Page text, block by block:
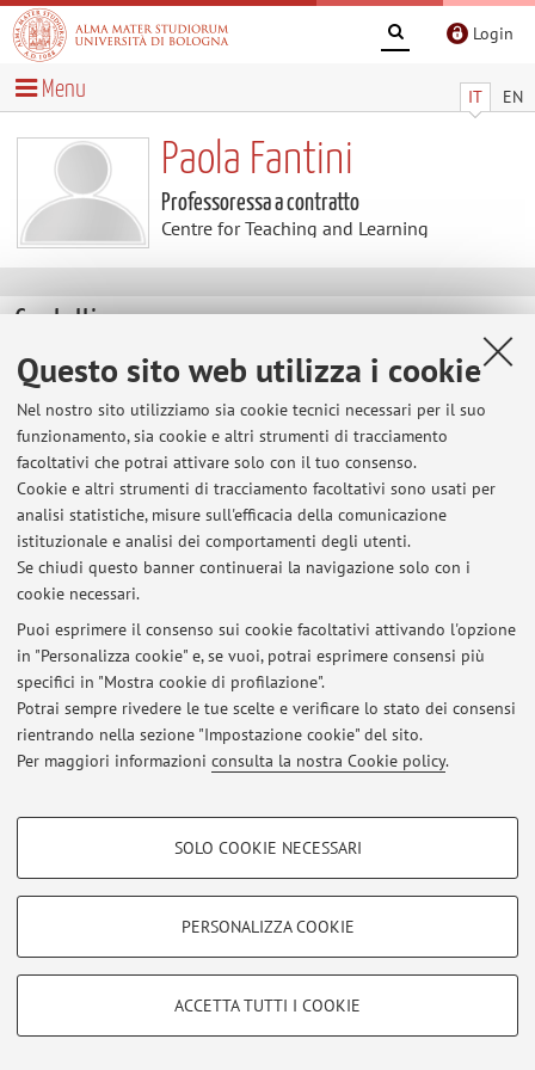
Questo sito web utilizza i cookie
Nel nostro sito utilizziamo sia cookie tecnici necessari per il suo
funzionamento, sia cookie e altri strumenti di tracciamento
facoltativi che potrai attivare solo con il tuo consenso.
Cookie e altri strumenti di tracciamento facoltativi sono usati per
analisi statistiche, misure sull'efficacia della comunicazione
istituzionale e analisi dei comportamenti degli utenti.
Se chiudi questo banner continuerai la navigazione solo con i
cookie necessari.
Puoi esprimere il consenso sui cookie facoltativi attivando l'opzione
in "Personalizza cookie" e, se vuoi, potrai esprimere consensi più
specifici in "Mostra cookie di profilazione".
Potrai sempre rivedere le tue scelte e verificare lo stato dei consensi
rientrando nella sezione "Impostazione cookie" del sito.
Per maggiori informazioni consulta la nostra Cookie policy.
COOKIE DI PROFILAZIONE - FACOLTATIVI
COOKIE TECNICI - NECESSARI
Si tratta di cookie tecnici utilizzati, a titolo esemplificativo, per il corretto
SOLO COOKIE NECESSARI
PERSONALIZZA COOKIE
ACCETTA TUTTI I COOKIE
Login
IT EN
Menu
Paola Fantini
Professoressa a contratto
Centre for Teaching and Learning
Contatti
E-mail: paola.fantini3@unibo.it
Centre for Teaching and Learning
Via Zamboni 33, Bologna - Vai alla mappa
Ultimi avvisi
Al momento non sono presenti avvisi.
Area riservata
per gestire tutti i contenuti del sito.
© 2026 - ALMA MATER STUDIORUM - Università di Bologna - Via
Zamboni, 33 - 40126 Bologna - Partita IVA: 01131710376
Privacy|Note legali|Impostazioni Cookie